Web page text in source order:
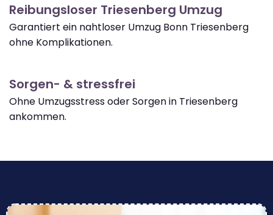
Reibungsloser Triesenberg Umzug
Garantiert ein nahtloser Umzug Bonn Triesenberg
ohne Komplikationen.
Sorgen- & stressfrei
Ohne Umzugsstress oder Sorgen in Triesenberg
ankommen.